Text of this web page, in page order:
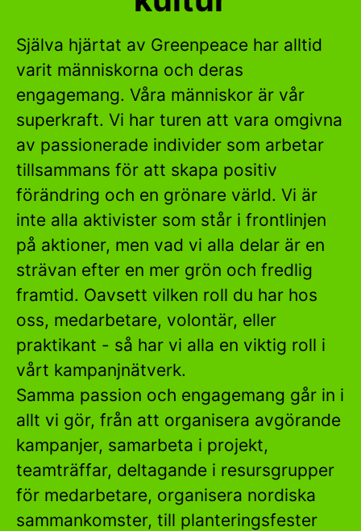
Själva hjärtat av Greenpeace har alltid
varit människorna och deras
engagemang. Våra människor är vår
superkraft. Vi har turen att vara omgivna
av passionerade individer som arbetar
tillsammans för att skapa positiv
förändring och en grönare värld. Vi är
inte alla aktivister som står i frontlinjen
på aktioner, men vad vi alla delar är en
strävan efter en mer grön och fredlig
framtid. Oavsett vilken roll du har hos
oss, medarbetare, volontär, eller
praktikant - så har vi alla en viktig roll i
vårt kampanjnätverk.
Samma passion och engagemang går in i
allt vi gör, från att organisera avgörande
kampanjer, samarbeta i projekt,
teamträffar, deltagande i resursgrupper
för medarbetare, organisera nordiska
sammankomster, till planteringsfester